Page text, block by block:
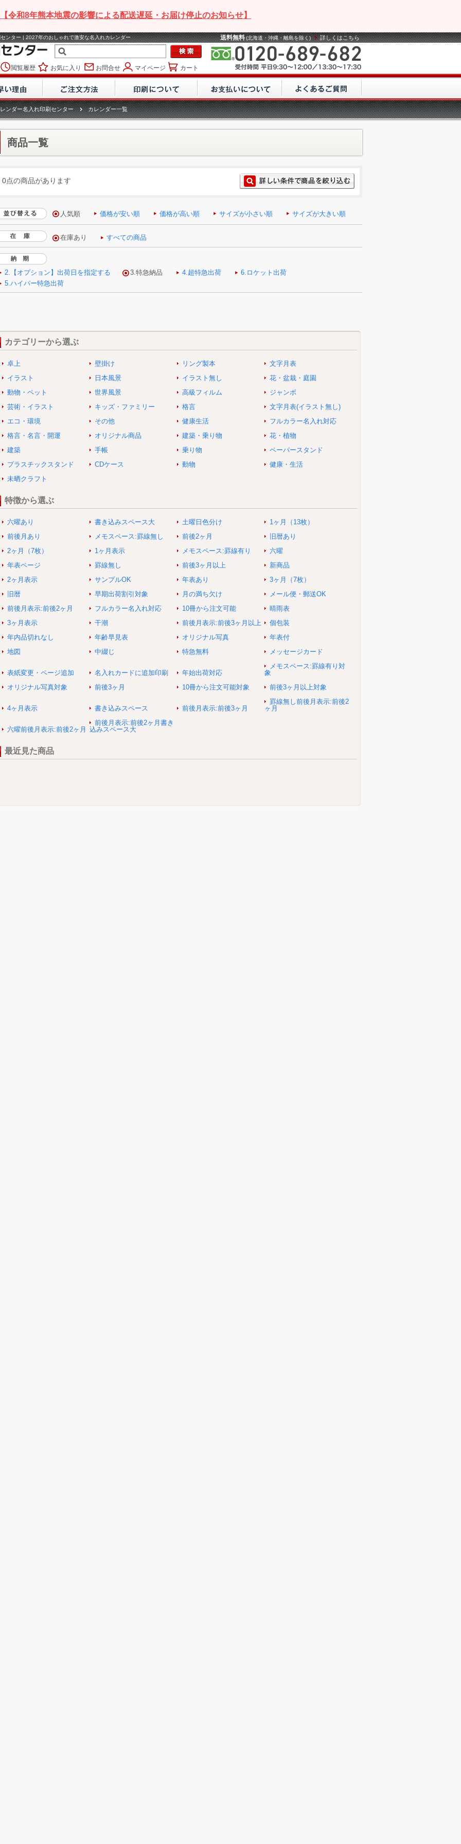
【令和8年熊本地震の影響による配送遅延・お届け停止のお知らせ】
ンター | 2027年のおしゃれで激安な名入れカレンダー 送料無料 (北海道・沖縄・離島を除く) 詳しくはこちら
閲覧履歴 お気に入り お問合せ マイページ カート
ンダー名入れ印刷センター カレンダー一覧
商品一覧
0点の商品があります
人気順 価格が安い順 価格が高い順 サイズが小さい順 サイズが大きい順
カテゴリーから選ぶ
卓上 壁掛け リング製本
文字月表
イラスト
日本風景 イラスト無し
花・盆栽・庭園
動物・ペット
世界風景 高級フィルム
ジャンボ
芸術・イラスト
キッズ・ファミリー 格言
文字月表(イラスト無し)
エコ・環境
その他 健康生活
フルカラー名入れ対応
格言・名言・開運
オリジナル商品 建築・乗り物
花・植物
建築
手帳 乗り物
ペーパースタンド
プラスチックスタンド
CDケース 動物
健康・生活
未晒クラフト
特徴から選ぶ
六曜あり 書き込みスペース大 土曜日色分け
1ヶ月（13枚）
前後月あり
メモスペース:罫線無し 前後2ヶ月
旧暦あり
2ヶ月（7枚）
1ヶ月表示 メモスペース:罫線有り
六曜
年表ページ
罫線無し 前後3ヶ月以上
新商品
2ヶ月表示
サンプルOK 年表あり
3ヶ月（7枚）
旧暦
早期出荷割引対象 月の満ち欠け
メール便・郵送OK
前後月表示:前後2ヶ月
フルカラー名入れ対応 10冊から注文可能
晴雨表
3ヶ月表示
干潮 前後月表示:前後3ヶ月以上
個包装
年内品切れなし
年齢早見表 オリジナル写真
年表付
地図
中綴じ 特急無料 メッセージカード
表紙変更・ページ追加 名入れカードに追加印刷 年始出荷対応
メモスペース:罫線有り対
象
オリジナル写真対象
前後3ヶ月 10冊から注文可能対象 前後3ヶ月以上対象
4ヶ月表示 書き込みスペース 前後月表示:前後3ヶ月
罫線無し前後月表示:前後2
ヶ月
六曜前後月表示:前後2ヶ月
前後月表示:前後2ヶ月書き
込みスペース大
最近見た商品